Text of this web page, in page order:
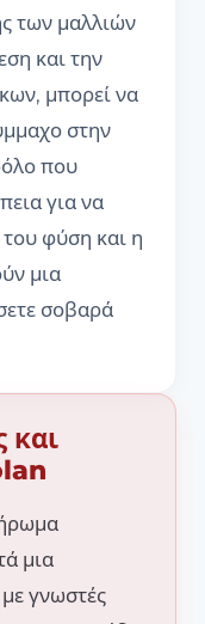
των μαλλιών
και την
μπορεί να
στην
που
για να
φύση και η
μια
σοβαρά
και
μια
γνωστές